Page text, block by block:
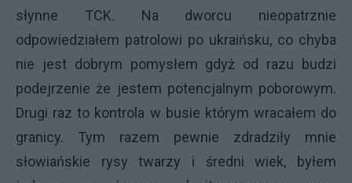
słynne TCK. Na dworcu nieopatrznie
odpowiedziałem patrolowi po ukraińsku, co chyba
nie jest dobrym pomysłem gdyż od razu budzi
podejrzenie że jestem potencjalnym poborowym.
Drugi raz to kontrola w busie którym wracałem do
granicy. Tym razem pewnie zdradziły mnie
słowiańskie rysy twarzy i średni wiek, byłem